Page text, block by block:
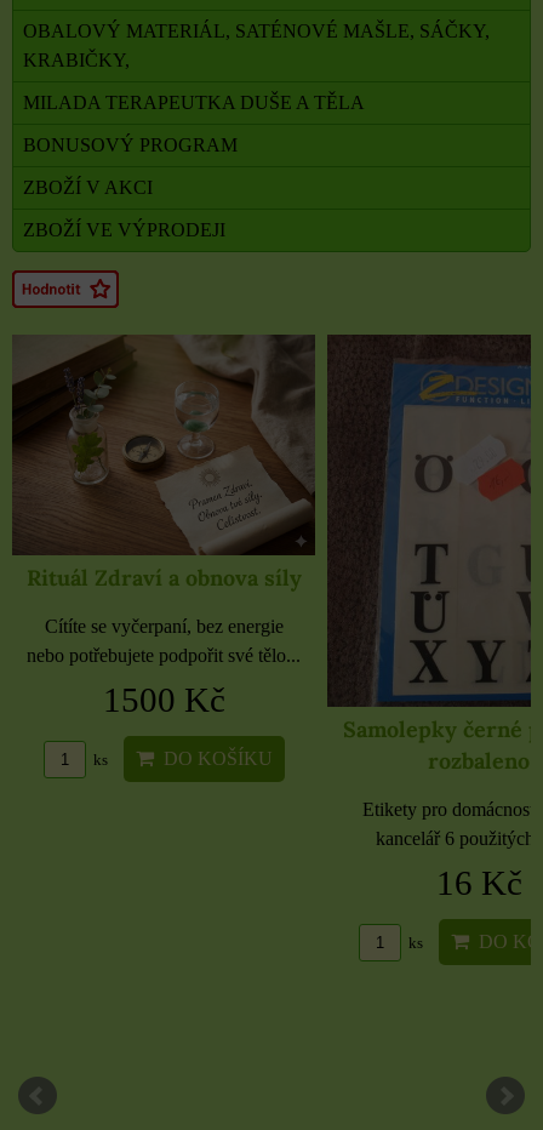
OBALOVÝ MATERIÁL, SATÉNOVÉ MAŠLE, SÁČKY,
KRABIČKY,
MILADA TERAPEUTKA DUŠE A TĚLA
BONUSOVÝ PROGRAM
ZBOŽÍ V AKCI
ZBOŽÍ VE VÝPRODEJI
Rituál Zdraví a obnova síly
Cítíte se vyčerpaní, bez energie
nebo potřebujete podpořit své tělo...
1500 Kč
ks DO KOŠÍKU
Samolepky černé
rozbaleno
Etikety pro
kancelář 6 použitých
16 Kč
ks DO